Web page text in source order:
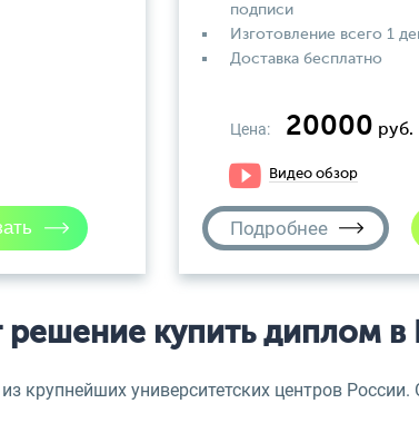
подписи
Изготовление всего 1
Доставка бесплатно
Цена: 20000 руб.
Видео обзор
Подробнее
купить диплом в
крупнейших университетских центров